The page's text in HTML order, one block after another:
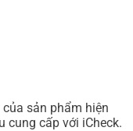
sản phẩm hiện
cung cấp với iCheck.